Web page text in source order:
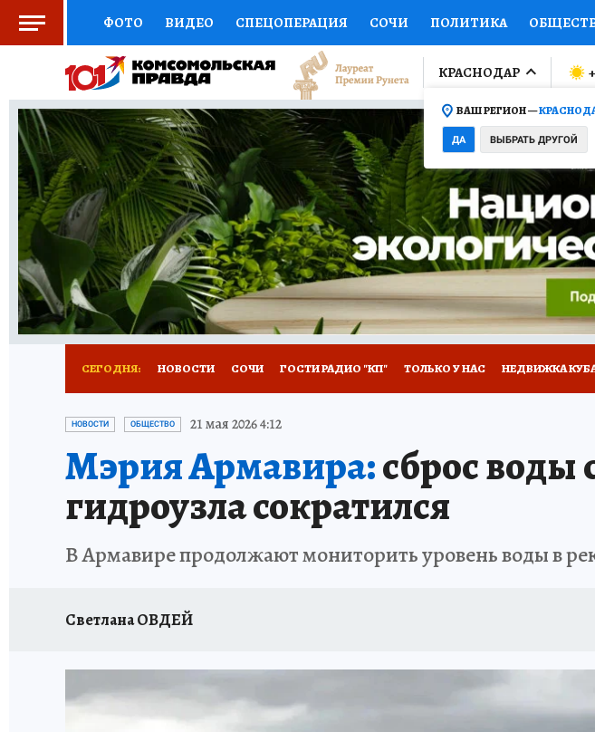
ФОТО ВИДЕО СПЕЦОПЕРАЦИЯ СОЧИ ПОЛИТИКА
СОЦПОДДЕРЖКА НАУКА СПОРТ КОЛУМНИСТЫ
ВЫБОР ЭКСПЕРТОВ ДОКТОР ФИНАНСЫ ОТКРЫВАЕМ МИР Я
КНИЖНАЯ ПОЛКА ПРОГНОЗЫ НА СПОРТ ПРОМОКОДЫ СЕРИАЛЫ
ПРЕСС-ЦЕНТР НЕДВИЖИМОСТЬ ТЕЛЕВИЗОР КОЛЛЕКЦИИ
ВСЕ О КП РАДИО КП ТЕСТЫ НОВОЕ НА САЙТЕ
КРАСНОДАР
ВАШ РЕГИОН —
ДА ВЫБРАТЬ ДРУГОЙ
СЕГОДНЯ: НОВОСТИ СОЧИ ГОСТИ РАДИО "КП" ТОЛЬКО У НАС НЕДВИЖКА
ОТДЫХ В РОССИИ ЗДОРОВЬЕ КУБАНИ
НОВОСТИ ОБЩЕСТВО 21 мая 2026 4:12
Мэрия Армавира:сброс воды
гидроузла сократился
В Армавире продолжают мониторить уровень воды в
Светлана ОВДЕЙ